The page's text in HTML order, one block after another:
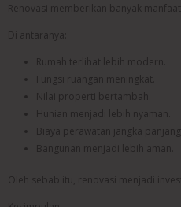
Renovasi memberikan banyak manfaat
Di antaranya:
Rumah terlihat lebih modern.
Fungsi ruangan meningkat.
Nilai properti bertambah.
Hunian menjadi lebih nyaman.
Biaya perawatan jangka panjang
Bangunan menjadi lebih aman.
Oleh sebab itu, renovasi menjadi